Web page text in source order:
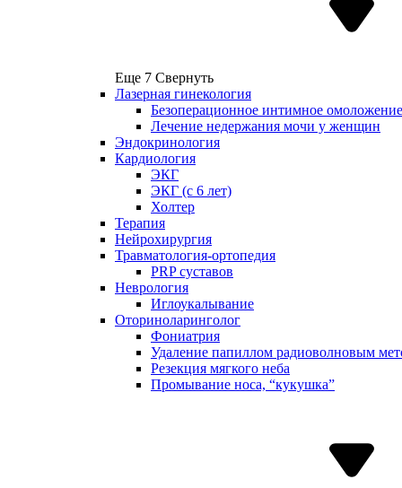
Еще 7 Свернуть
Лазерная гинекология
Безоперационное интимное омоложение
Лечение недержания мочи у женщин
Эндокринология
Кардиология
ЭКГ
ЭКГ (с 6 лет)
Холтер
Терапия
Нейрохирургия
Травматология-ортопедия
PRP суставов
Неврология
Иглоукалывание
Оториноларинголог
Фониатрия
Удаление папиллом радиоволновым
Резекция мягкого неба
Промывание носа, “кукушка”